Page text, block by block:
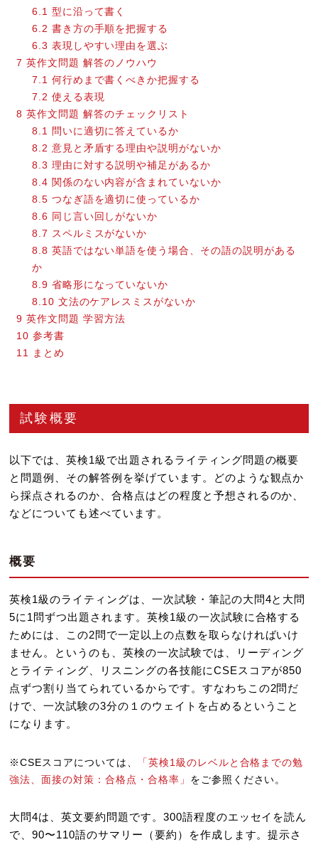
6.1 型に沿って書く
6.2 書き方の手順を把握する
6.3 表現しやすい理由を選ぶ
7 英作文問題 解答のノウハウ
7.1 何行めまで書くべきか把握する
7.2 使える表現
8 英作文問題 解答のチェックリスト
8.1
問いに適切に答えているか
8.2 意見と矛盾する理由や説明がないか
8.3 理由に対する説明や補足があるか
8.4 関係のない内容が含まれていないか
8.5 つなぎ語を適切に使っているか
8.6 同じ言い回しがないか
8.7 スペルミスがないか
8.8 英語ではない単語を使う場合、その語の説明がある
か
8.9 省略形になっていないか
8.10 文法のケアレスミスがないか
9 英作文問題 学習方法
10 参考書
11
まとめ
試験概要
以下では、英検1級で出題されるライティング問題の概要
と問題例、その解答例を挙げています。どのような観点か
ら採点されるのか、合格点はどの程度と予想されるのか、
などについても述べています。
概要
英検1級のライティングは、一次試験・筆記の大問4と大問
5に1問ずつ出題されます。英検1級の一次試験に合格する
ためには、この2問で一定以上の点数を取らなければいけ
ません。というのも、英検の一次試験では、リーディング
とライティング、リスニングの各技能にCSEスコアが850
点ずつ割り当てられているからです。すなわちこの2問だ
けで、一次試験の3分の１のウェイトを占めるということ
になります。
※CSEスコアについては、
「英検1級のレベルと合格までの勉
強法、面接の対策：合格点・合格率」 をご参照ください。
大問4は、英文要約問題です。300語程度のエッセイを読ん
で、90〜110語のサマリー（要約）を作成します。提示さ